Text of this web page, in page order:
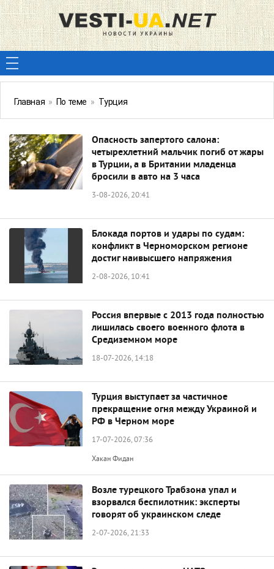
Главная » По теме » Турция
Опасность запертого салона:
четырехлетний мальчик погиб от жары
в Турции, а в Британии младенца
бросили в авто на 3 часа
3-08-2026, 20:41
Блокада портов и удары по судам:
конфликт в Черноморском регионе
достиг наивысшего напряжения
2-08-2026, 10:41
Россия впервые с 2013 года полностью
лишилась своего военного флота в
Средиземном море
18-07-2026, 14:18
Турция выступает за частичное
прекращение огня между Украиной и
РФ в Черном море
17-07-2026, 07:36
Хакан Фидан
Возле турецкого Трабзона упал и
взорвался беспилотник: эксперты
говорят об украинском следе
2-07-2026, 21:33